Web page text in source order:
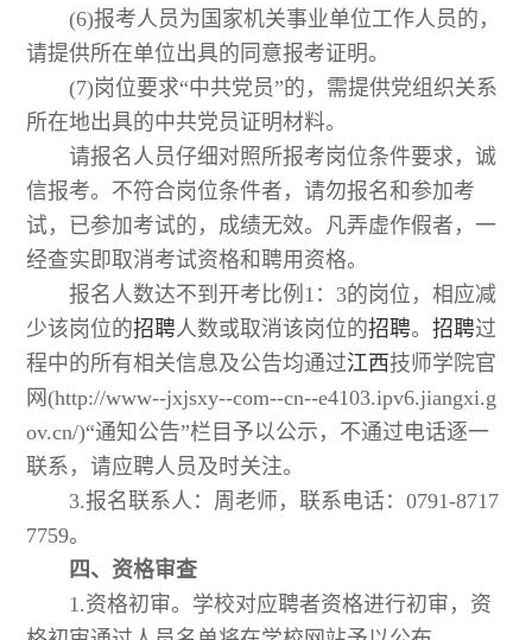
(6)报考人员为国家机关事业单位工作人员的，
请提供所在单位出具的同意报考证明。
(7)岗位要求“中共党员”的，需提供党组织关系
所在地出具的中共党员证明材料。
请报名人员仔细对照所报考岗位条件要求，诚
信报考。不符合岗位条件者，请勿报名和参加考
试，已参加考试的，成绩无效。凡弄虚作假者，一
经查实即取消考试资格和聘用资格。
报名人数达不到开考比例1：3的岗位，相应减
少该岗位的招聘人数或取消该岗位的招聘。招聘过
程中的所有相关信息及公告均通过江西技师学院官
网(http://www--jxjsxy--com--cn--e4103.ipv6.jiangxi.g
ov.cn/)“通知公告”栏目予以公示，不通过电话逐一
联系，请应聘人员及时关注。
3.报名联系人：周老师，联系电话：0791-8717
7759。
四、资格审查
1.资格初审。学校对应聘者资格进行初审，资